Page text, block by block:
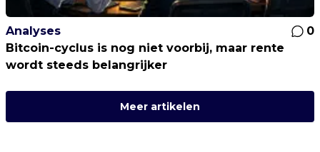
Analyses
0
Bitcoin-cyclus is nog niet voorbij, maar rente
wordt steeds belangrijker
Meer artikelen